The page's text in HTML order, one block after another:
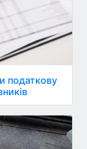
податкову